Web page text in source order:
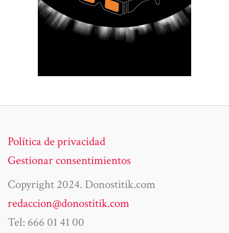
Política de privacidad
Gestionar consentimientos
Copyright 2024. Donostitik.com
redaccion@donostitik.com
Tel: 666 01 41 00